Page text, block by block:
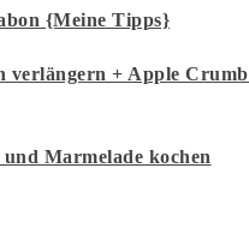
{Meine Tipps}
verlängern + Apple
Marmelade kochen